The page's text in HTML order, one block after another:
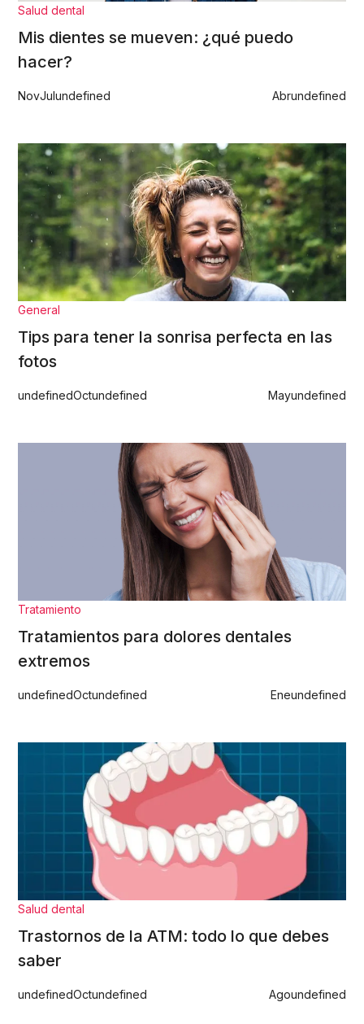
Salud dental
Mis dientes se mueven: ¿qué puedo
hacer?
NovJulundefined Abrundefined
General
Tips para tener la sonrisa perfecta en las
fotos
undefinedOctundefined Mayundefined
Tratamiento
Tratamientos para dolores dentales
extremos
undefinedOctundefined Eneundefined
Salud dental
Trastornos de la ATM: todo lo que debes
saber
undefinedOctundefined Agoundefined